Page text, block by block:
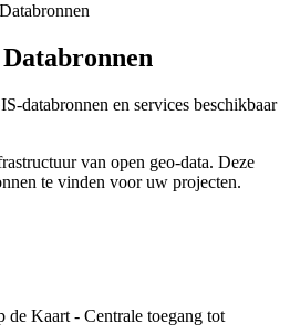
databronnen en services beschikbaar
van open geo-data. Deze
te vinden voor uw projecten.
Kaart - Centrale toegang tot